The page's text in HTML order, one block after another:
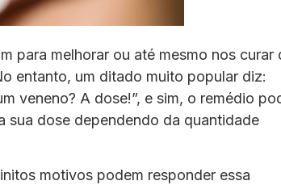
para melhorar ou até mesmo nos curar
entanto, um ditado muito popular diz:
veneno? A dose!”, e sim, o remédio
sua dose dependendo da quantidade
motivos podem responder essa